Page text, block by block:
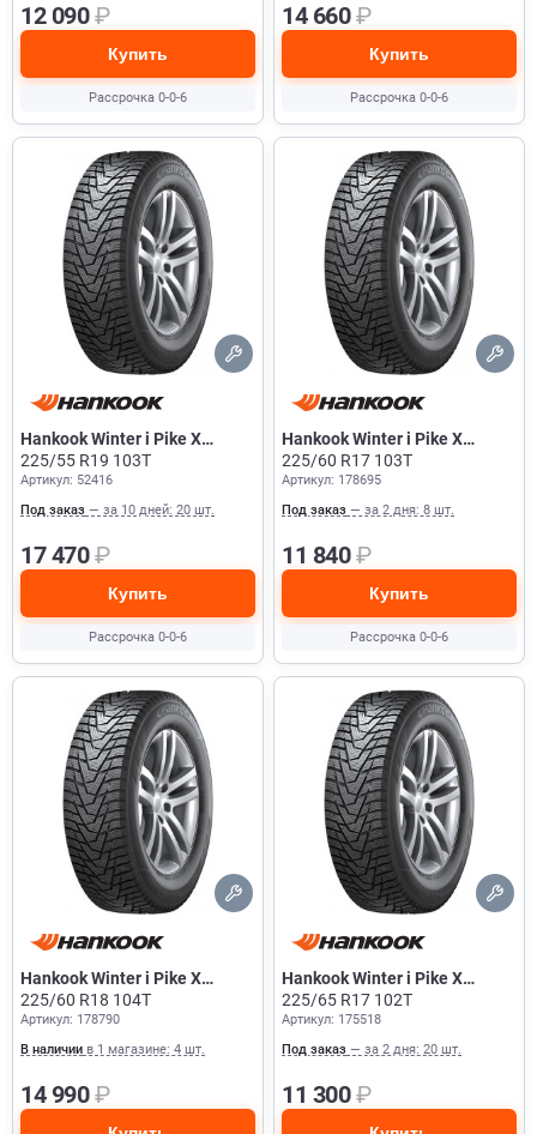
12 090₽
Купить
Рассрочка 0-0-6
14 660₽
Купить
Рассрочка 0-0-6
Hankook Winter i Pike X
W429A
225/55 R19 103T
Артикул: 52416
Под заказ — за 10 дней: 20 шт.
17 470₽
Купить
Рассрочка 0-0-6
Hankook Winter i Pike X
W429A
225/60 R17 103T
Артикул: 178695
Под заказ — за 2 дня: 8 шт.
11 840₽
Купить
Рассрочка 0-0-6
Hankook Winter i Pike X
W429A
225/60 R18 104T
Артикул: 178790
В наличии в 1 магазине: 4 шт.
14 990₽
Hankook Winter i Pike X
W429A
225/65 R17 102T
Артикул: 175518
Под заказ — за 2 дня: 20 шт.
11 300₽